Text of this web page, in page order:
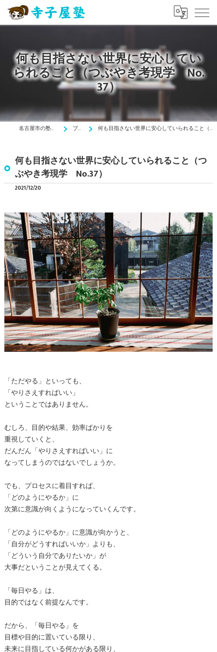
何も目指さない世界に安心してい
られること（つぶやき考現学 No.
37）
名古屋市の塾は寺子屋塾 ブログ 何も目指さない世界に安心していられること（つぶやき考現学 No.37）
何も目指さない世界に安心していられること（つ
ぶやき考現学 No.37）
2021/12/20
「ただやる」といっても、
「やりさえすればいい」
ということではありません。
むしろ、目的や結果、効率ばかりを
重視していくと、
だんだん「やりさえすればいい」に
なってしまうのではないでしょうか。
でも、プロセスに着目すれば、
「どのようにやるか」に
次第に意識が向くようになっていくんです。
「どのようにやるか」に意識が向かうと、
「自分がどうすればいいか」よりも、
「どういう自分でありたいか」が
大事だということが見えてくる。
「毎日やる」は、
目的ではなく前提なんです。
だから、「毎日やる」を
目標や目的に置いている限り、
未来に目指している何かがある限り、